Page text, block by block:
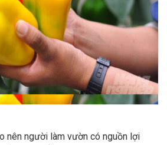
nên người làm vườn có nguồn lợi